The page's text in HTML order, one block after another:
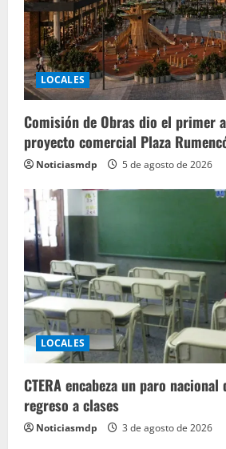
LOCALES
Comisión de Obras dio el primer
proyecto comercial Plaza
Noticiasmdp 5 de agosto de 2026
LOCALES
CTERA encabeza un paro nacional
regreso a clases
Noticiasmdp 3 de agosto de 2026